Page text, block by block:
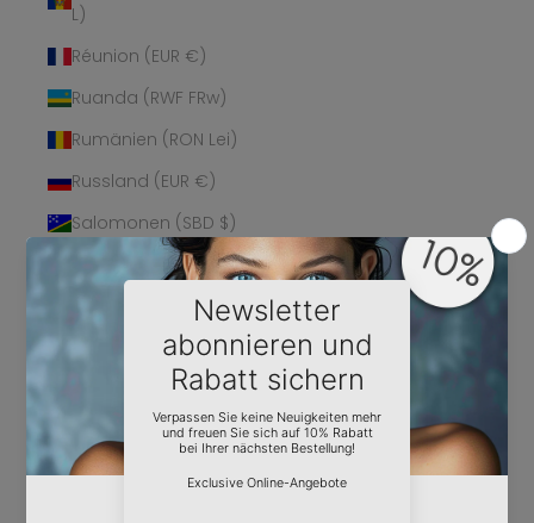
L)
Réunion (EUR €)
Ruanda (RWF FRw)
Rumänien (RON Lei)
Russland (EUR €)
Salomonen (SBD $)
Sambia (EUR €)
Samoa (WST T)
San Marino (EUR €)
São Tomé und
Príncipe (STD Db)
Saudi-Arabien (SAR